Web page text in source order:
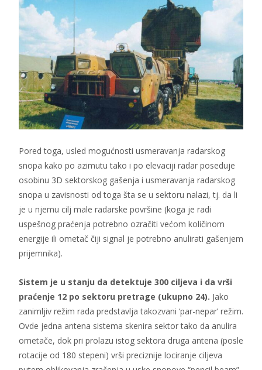
Pored toga, usled mogućnosti usmeravanja radarskog
snopa kako po azimutu tako i po elevaciji radar poseduje
osobinu 3D sektorskog gašenja i usmeravanja radarskog
snopa u zavisnosti od toga šta se u sektoru nalazi, tj. da li
je u njemu cilj male radarske površine (koga je radi
uspešnog praćenja potrebno ozračiti većom količinom
energije ili ometač čiji signal je potrebno anulirati gašenjem
prijemnika).
Sistem je u stanju da detektuje 300 ciljeva i da vrši
praćenje 12 po sektoru pretrage (ukupno 24). Jako
zanimljiv režim rada predstavlja takozvani ‘par-nepar’ režim.
Ovde jedna antena sistema skenira sektor tako da anulira
ometače, dok pri prolazu istog sektora druga antena (posle
rotacije od 180 stepeni) vrši preciznije lociranje ciljeva